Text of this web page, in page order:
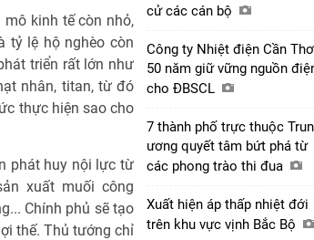
kinh tế còn nhỏ,
tỷ lệ hộ nghèo còn
triển rất lớn như
nhân, titan, từ đó
thực hiện sao cho
phát huy nội lực từ
xuất muối công
Chính phủ sẽ tạo
thế. Thủ tướng chỉ
cử các cán bộ
Công ty Nhiệt điện Cần Thơ
50 năm giữ vững nguồn
cho ĐBSCL
7 thành phố trực thuộc
ương quyết tâm bứt phá từ
các phong trào thi đua
Xuất hiện áp thấp nhiệt đới
trên khu vực vịnh Bắc Bộ